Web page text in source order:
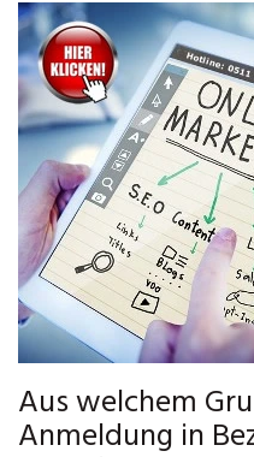
Aus welchem
Anmeldung in